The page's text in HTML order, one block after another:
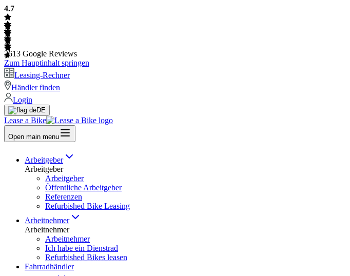
4.7
2613 Google Reviews
Zum Hauptinhalt springen
Leasing-Rechner
Händler finden
Login
DE
Lease a Bike
Open main menu
Arbeitgeber
Arbeitgeber
Arbeitgeber
Öffentliche Arbeitgeber
Referenzen
Refurbished Bike Leasing
Arbeitnehmer
Arbeitnehmer
Arbeitnehmer
Ich habe ein Dienstrad
Refurbished Bikes leasen
Fahrradhändler